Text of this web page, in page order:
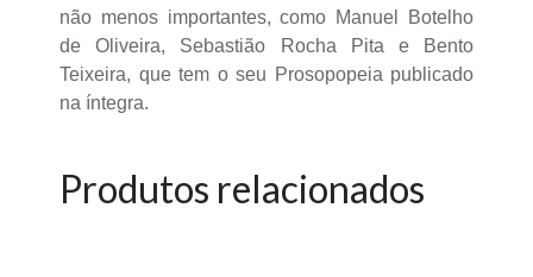
não menos importantes, como Manuel Botelho
de Oliveira, Sebastião Rocha Pita e Bento
Teixeira, que tem o seu Prosopopeia publicado
na íntegra.
Produtos relacionados